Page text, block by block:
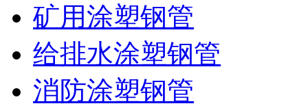
矿用涂塑钢管
给排水涂塑钢管
消防涂塑钢管